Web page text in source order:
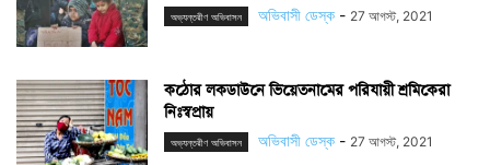
অভ্যন্তরীণ অভিবাসন অভিবাসী ডেস্ক - 27 আগস্ট, 2021
কঠোর লকডাউনে ভিয়েতনামের পরিযায়ী শ্রমিকেরা
নিঃস্বপ্রায়
অভ্যন্তরীণ অভিবাসন অভিবাসী ডেস্ক - 27 আগস্ট, 2021